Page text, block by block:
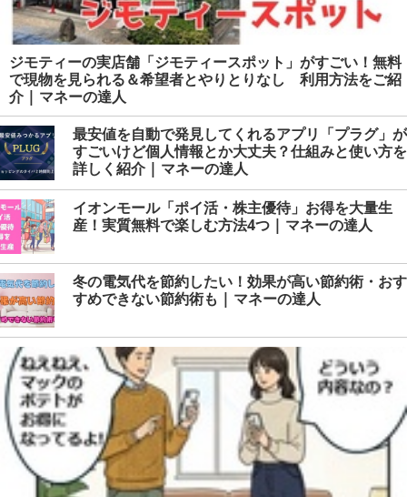
ジモティーの実店舗「ジモティースポット」がすごい！無料
で現物を見られる＆希望者とやりとりなし 利用方法をご紹
介 | マネーの達人
最安値を自動で発見してくれるアプリ「プラグ」が
すごいけど個人情報とか大丈夫？仕組みと使い方を
詳しく紹介 | マネーの達人
イオンモール「ポイ活・株主優待」お得を大量生
産！実質無料で楽しむ方法4つ | マネーの達人
冬の電気代を節約したい！効果が高い節約術・おす
すめできない節約術も | マネーの達人